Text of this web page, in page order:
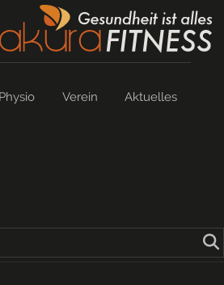
Physio Verein Aktuelles